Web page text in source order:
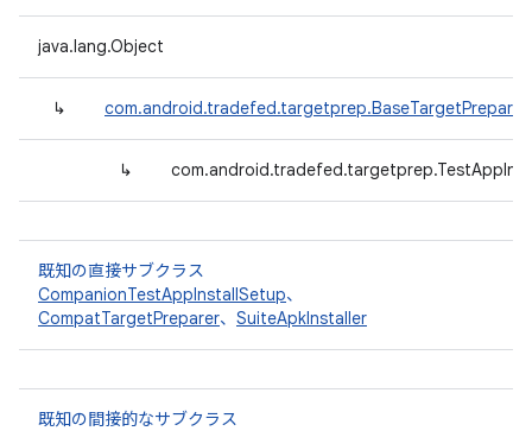
java.lang.Object
↳ com.android.tradefed.targetprep.BaseTargetPreparer
↳
既知の直接サブクラス
CompanionTestAppInstallSetup、
CompatTargetPreparer、 SuiteApkInstaller
既知の間接的なサブクラス